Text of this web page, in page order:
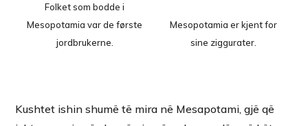
Folket som bodde i
Mesopotamia var de første
jordbrukerne.
Mesopotamia er kjent for
sine ziggurater.
Kushtet ishin shumë të mira në Mesapotami, gjë që